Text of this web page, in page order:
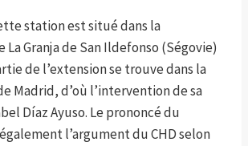
station est situé dans la
Granja de San Ildefonso (Ségovie)
de l’extension se trouve dans la
Madrid, d’où l’intervention de sa
Díaz Ayuso. Le prononcé du
l’argument du CHD selon